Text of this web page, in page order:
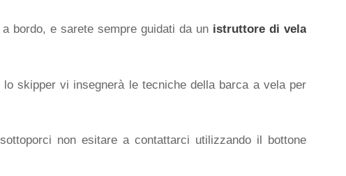
bordo, e sarete sempre guidati da un istruttore di vela
skipper vi insegnerà le tecniche della barca a vela per
non esitare a contattarci utilizzando il bottone